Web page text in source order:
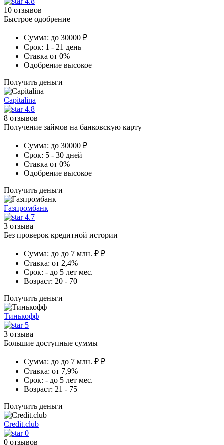
10 отзывов
Быстрое одобрение
Сумма: до 30000 ₽
Срок: 1 - 21 день
Ставка от 0%
Одобрение высокое
Получить деньги
Capitalina
4.8
8 отзывов
Получение займов на банковскую карту
Сумма: до 30000 ₽
Срок: 5 - 30 дней
Ставка от 0%
Одобрение высокое
Получить деньги
Газпромбанк
4.7
3 отзыва
Без проверок кредитной истории
Сумма: до до 7 млн. ₽ ₽
Ставка: от 2,4%
Срок: - до 5 лет мес.
Возраст: 20 - 70
Получить деньги
Тинькофф
5
3 отзыва
Большие доступные суммы
Сумма: до до 7 млн. ₽ ₽
Ставка: от 7,9%
Срок: - до 5 лет мес.
Возраст: 21 - 75
Получить деньги
Credit.club
0
0 отзывов